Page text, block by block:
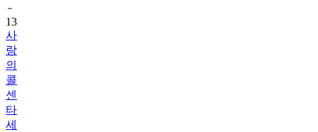
13
사
랑
의
콜
센
타
세